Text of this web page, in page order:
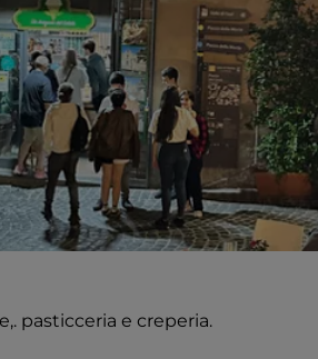
pasticceria e creperia.